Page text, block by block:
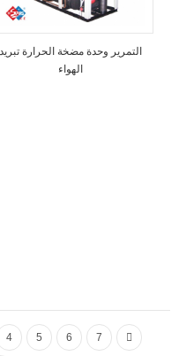
التمرير وحدة مضخة الحرارة تبريد
الهواء
4 5 6 7